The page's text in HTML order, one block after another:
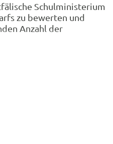
Schulministerium
zu bewerten und
Anzahl der